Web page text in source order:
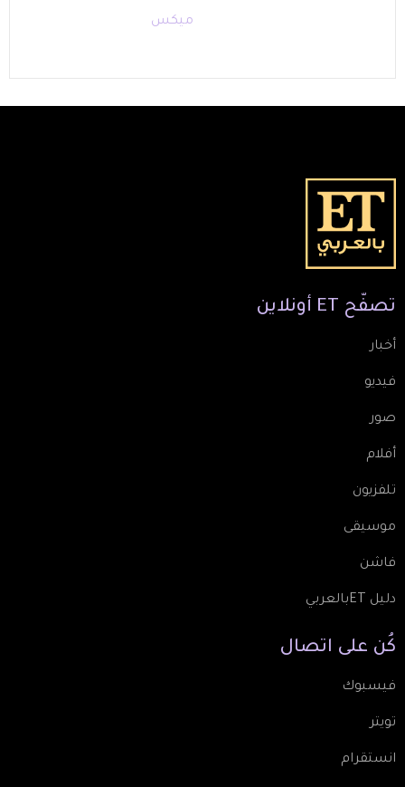
ميكس
تصفّح ET أونلاين
أخبار
فيديو
صور
أفلام
تلفزيون
موسيقى
فاشن
دليل ETبالعربي
كُن على اتصال
فيسبوك
تويتر
انستقرام